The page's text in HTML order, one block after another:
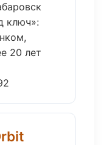
ключ»:
20 лет